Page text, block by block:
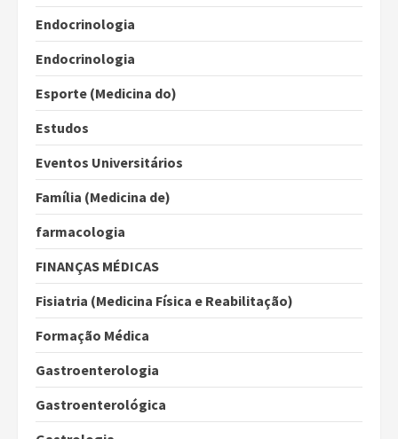
Endocrinologia
Endocrinologia
Esporte (Medicina do)
Estudos
Eventos Universitários
Família (Medicina de)
farmacologia
FINANÇAS MÉDICAS
Fisiatria (Medicina Física e Reabilitação)
Formação Médica
Gastroenterologia
Gastroenterológica